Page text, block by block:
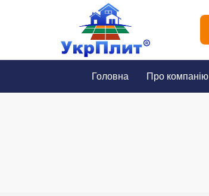
Головна Про компанію